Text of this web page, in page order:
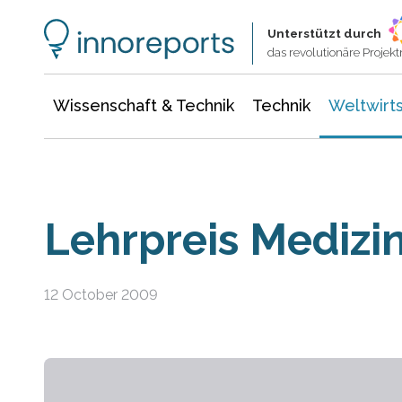
Unterstützt durch
das revolutionäre
Wissenschaft & Technik Technik
Lehrpreis
12 October 2009